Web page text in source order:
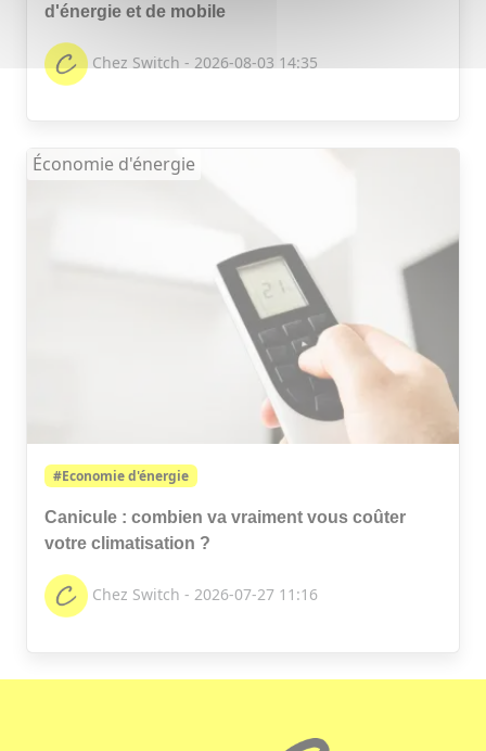
d'énergie et de mobile
Chez Switch - 2026-08-03 14:35
Économie d'énergie
#Economie d'énergie
Canicule : combien va vraiment vous coûter
votre climatisation ?
Chez Switch - 2026-07-27 11:16